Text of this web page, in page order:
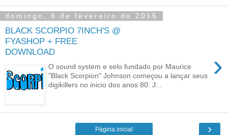
domingo, 8 de fevereiro de 2015
BLACK SCORPIO 7INCH'S @
FYASHOP + FREE
DOWNLOAD
›
O sound system e selo fundado por Maurice
"Black Scorpion" Johnson começou a lançar seus
digikillers no inicio dos anos 80. J...
›
Página inicial